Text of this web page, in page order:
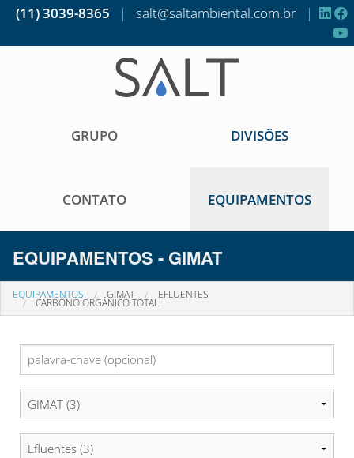
(11) 3039-8365 | salt@saltambiental.com.br |
GRUPO DIVISÕES
CONTATO EQUIPAMENTOS
EQUIPAMENTOS - GIMAT
EQUIPAMENTOS GIMAT EFLUENTES
CARBÔNO ORGÂNICO TOTAL